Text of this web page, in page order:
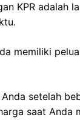
KPR adalah
memiliki
setelah
saat Anda